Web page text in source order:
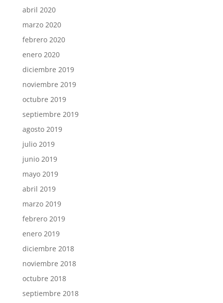
abril 2020
marzo 2020
febrero 2020
enero 2020
diciembre 2019
noviembre 2019
octubre 2019
septiembre 2019
agosto 2019
julio 2019
junio 2019
mayo 2019
abril 2019
marzo 2019
febrero 2019
enero 2019
diciembre 2018
noviembre 2018
octubre 2018
septiembre 2018